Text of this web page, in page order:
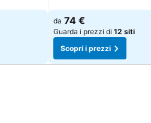
Scopri i prezzi
da 74 €
Guarda i prezzi di 12 siti
Scopri i prezzi